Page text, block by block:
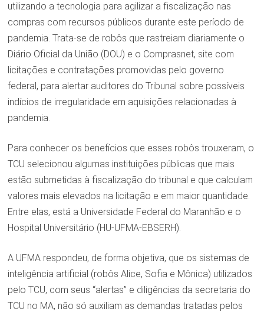
utilizando a tecnologia para agilizar a fiscalização nas
compras com recursos públicos durante este período de
pandemia. Trata-se de robôs que rastreiam diariamente o
Diário Oficial da União (DOU) e o Comprasnet, site com
licitações e contratações promovidas pelo governo
federal, para alertar auditores do Tribunal sobre possíveis
indícios de irregularidade em aquisições relacionadas à
pandemia.
Para conhecer os benefícios que esses robôs trouxeram, o
TCU selecionou algumas instituições públicas que mais
estão submetidas à fiscalização do tribunal e que calculam
valores mais elevados na licitação e em maior quantidade.
Entre elas, está a Universidade Federal do Maranhão e o
Hospital Universitário (HU-UFMA-EBSERH).
A UFMA respondeu, de forma objetiva, que os sistemas de
inteligência artificial (robôs Alice, Sofia e Mônica) utilizados
pelo TCU, com seus “alertas” e diligências da secretaria do
TCU no MA, não só auxiliam as demandas tratadas pelos